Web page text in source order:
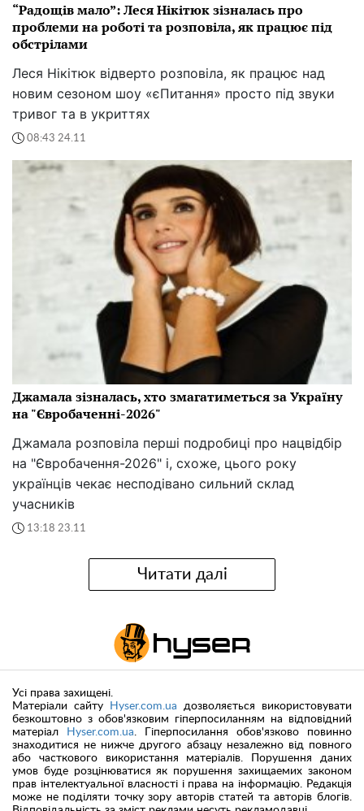
“Радощів мало”: Леся Нікітюк зізналась про
проблеми на роботі та розповіла, як працює під
обстрілами
Леся Нікітюк відверто розповіла, як працює над
новим сезоном шоу «єПитання» просто під звуки
тривог та в укриттях
08:43 24.11
Джамала зізналась, хто змагатиметься за Україну
на "Євробаченні-2026"
Джамала розповіла перші подробиці про нацвідбір
на "Євробачення-2026" і, схоже, цього року
українців чекає несподівано сильний склад
учасників
13:18 23.11
Читати далі
Усі права захищені.
Матеріали сайту
Hyser.com.ua дозволяється використовувати
безкоштовно з обов'язковим гіперпосиланням на відповідний
матеріал
Hyser.com.ua. Гіперпосилання обов'язково повинно
знаходитися не нижче другого абзацу незалежно від повного
або часткового використання матеріалів. Порушення даних
умов буде розцінюватися як порушення захищаемих законом
прав інтелектуальної власності і права на інформацію. Редакція
може не поділяти точку зору авторів статей та авторів блогів.